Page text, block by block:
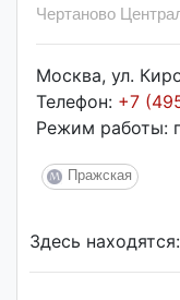
Чертаново
Москва, ул.
Телефон: +7
Режим работы:
Пражская
Здесь находятся: